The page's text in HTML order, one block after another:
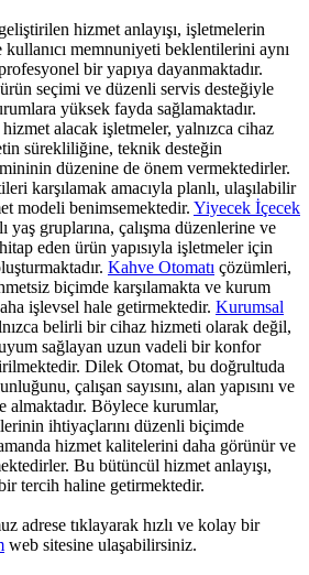
hizmet anlayışı, işletmelerin
memnuniyeti beklentilerini aynı
bir yapıya dayanmaktadır.
seçimi ve düzenli servis desteğiyle
yüksek fayda sağlamaktadır.
hizmet alacak işletmeler, yalnızca cihaz
sürekliliğine, teknik desteğin
düzenine de önem vermektedirler.
karşılamak amacıyla planlı, ulaşılabilir
modeli benimsemektedir. Yiyecek İçecek
yaş gruplarına, çalışma düzenlerine ve
eden ürün yapısıyla işletmeler için
Kahve Otomatı çözümleri,
biçimde karşılamakta ve kurum
işlevsel hale getirmektedir. Kurumsal
belirli bir cihaz hizmeti olarak değil,
sağlayan uzun vadeli bir konfor
Dilek Otomat, bu doğrultuda
çalışan sayısını, alan yapısını ve
Böylece kurumlar,
ihtiyaçlarını düzenli biçimde
hizmet kalitelerini daha görünür ve
Bu bütüncül hizmet anlayışı,
tercih haline getirmektedir.
adrese tıklayarak hızlı ve kolay bir
web sitesine ulaşabilirsiniz.